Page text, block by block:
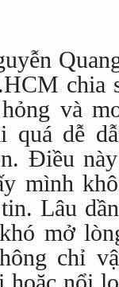
chia
và
quá dễ
Điều
mình
Lâu
mở
chỉ